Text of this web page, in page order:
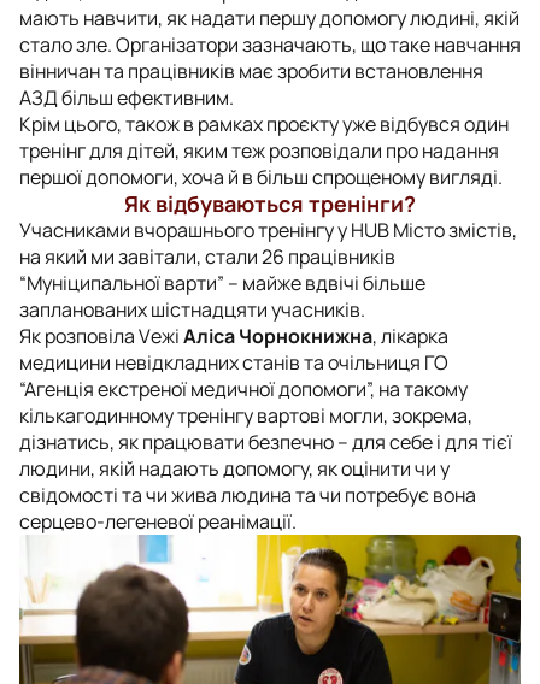
мають навчити, як надати першу допомогу людині, якій
стало зле. Організатори зазначають, що таке навчання
вінничан та працівників має зробити встановлення
АЗД більш ефективним.
Крім цього, також в рамках проєкту уже відбувся один
тренінг для дітей, яким теж розповідали про надання
першої допомоги, хоча й в більш спрощеному вигляді.
Як відбуваються тренінги?
Учасниками вчорашнього тренінгу у HUB Місто змістів,
на який ми завітали, стали 26 працівників
“Муніципальної варти” – майже вдвічі більше
запланованих шістнадцяти учасників.
Як розповіла VежіАліса Чорнокнижна, лікарка
медицини невідкладних станів та очільниця ГО
“Агенція екстреної медичної допомоги”, на такому
кількагодинному тренінгу вартові могли, зокрема,
дізнатись, як працювати безпечно – для себе і для тієї
людини, якій надають допомогу, як оцінити чи у
свідомості та чи жива людина та чи потребує вона
серцево-легеневої реанімації.